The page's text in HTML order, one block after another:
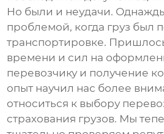
Но были и неудачи.
проблемой, когда груз был
транспортировке.
времени и сил на
перевозчику и получение
опыт научил нас более
относиться к выбору
страхования грузов. Мы